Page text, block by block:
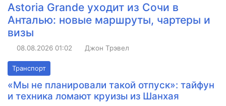
Astoria Grande уходит из Сочи в
Анталью: новые маршруты, чартеры и
визы
08.08.2026 01:02 Джон Трэвел
Транспорт
«Мы не планировали такой отпуск»: тайфун
и техника ломают круизы из Шанхая